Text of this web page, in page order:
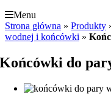
Menu
Strona główna » Produkty
wodnej i końcówki »
Końcówki do